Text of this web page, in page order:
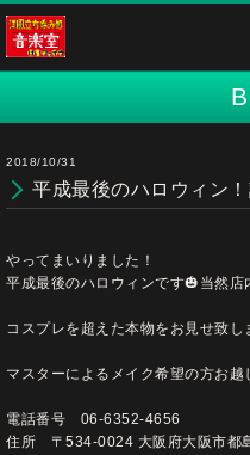
2018/10/31
平成最後のハロウィン
やってまいりました！
平成最後のハロウィンです🎃当然店
コスプレを超えた本物をお見せ致し
マスターによるメイク希望の方お越
電話番号 06-6352-4656
住所 〒534-0024 大阪府大阪市都